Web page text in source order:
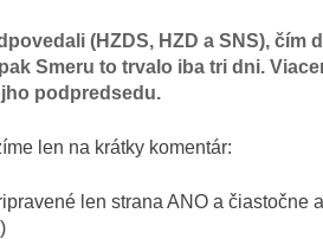
(HZDS, HZD a SNS),
Smeru to trvalo iba tri dni.
podpredsedu.
len na krátky komentár:
len strana ANO a